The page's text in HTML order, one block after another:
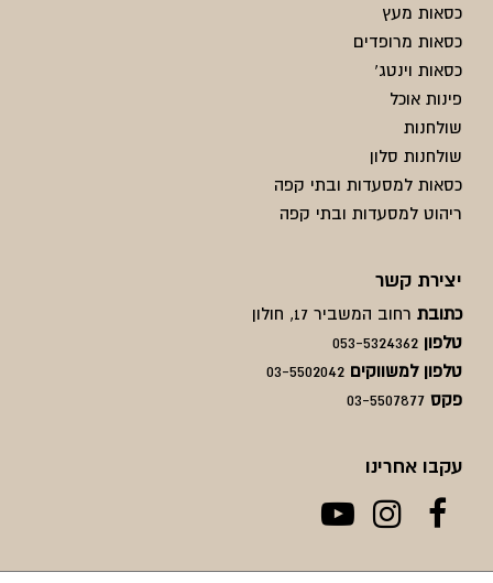
כסאות מעץ
כסאות מרופדים
כסאות וינטג'
פינות אוכל
שולחנות
שולחנות סלון
כסאות למסעדות ובתי קפה
ריהוט למסעדות ובתי קפה
יצירת קשר
כתובת רחוב המשביר 17, חולון
טלפון 053-5324362
טלפון למשווקים 03-5502042
פקס 03-5507877
עקבו אחרינו